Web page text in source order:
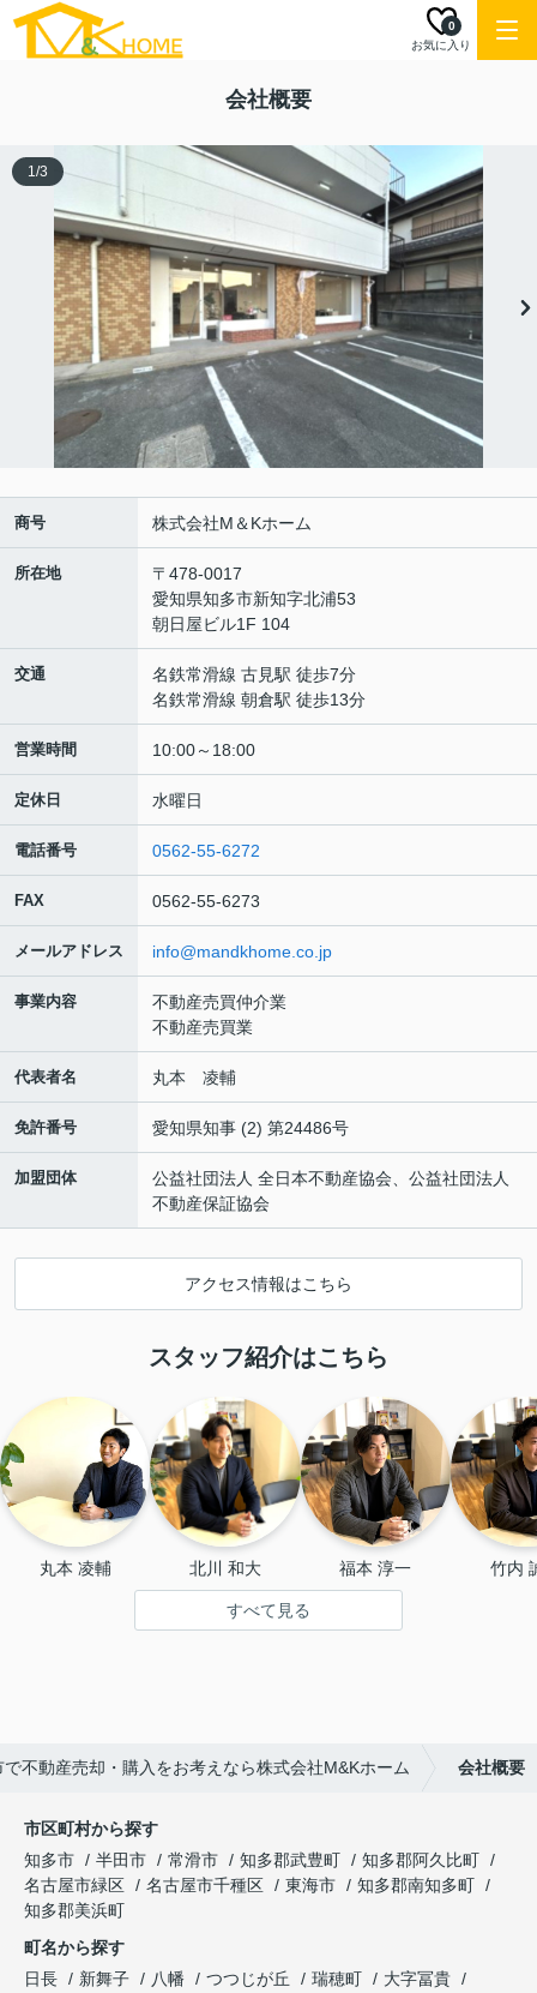
お気に入り
0
会社概要
1/3
商号 株式会社M＆Kホーム
所在地
〒478-0017
愛知県知多市新知字北浦53
朝日屋ビル1F 104
交通
名鉄常滑線 古見駅 徒歩7分
名鉄常滑線 朝倉駅 徒歩13分
営業時間 10:00～18:00
定休日 水曜日
電話番号 0562-55-6272
FAX 0562-55-6273
メールアドレス info@mandkhome.co.jp
事業内容
不動産売買仲介業
不動産売買業
代表者名 丸本 凌輔
免許番号 愛知県知事 (2) 第24486号
加盟団体
公益社団法人 全日本不動産協会、公益社団法人
不動産保証協会
アクセス情報はこちら
スタッフ紹介はこちら
丸本 凌輔 北川 和大 福本 淳一 竹内
すべて見る
で不動産売却・購入をお考えなら株式会社M&Kホーム 会社概要
市区町村から探す
知多市
半田市 常滑市 知多郡武豊町
知多郡阿久比町
名古屋市緑区
名古屋市千種区 東海市
知多郡南知多町
知多郡美浜町
町名から探す
日長
新舞子 八幡 つつじが丘 瑞穂町
大字冨貴